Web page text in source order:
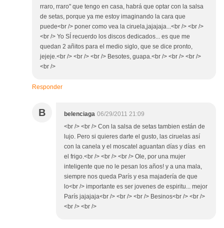
rraro, rraro" que tengo en casa, habrá que optar con la salsa
de setas, porque ya me estoy imaginando la cara que
puede<br /> poner como vea la ciruela,jajajaja...<br /> <br />
<br /> Yo SÍ recuerdo los discos dedicados... es que me
quedan 2 añitos para el medio siglo, que se dice pronto,
jejeje.<br /> <br /> <br /> Besotes, guapa.<br /> <br /> <br />
<br />
Responder
B belenciaga 06/29/2011 21:09
<br /> <br /> Con la salsa de setas tambien están de
lujo. Pero si quieres darte el gusto, las ciruelas así
con la canela y el moscatel aguantan días y días en
el frigo.<br /> <br /> <br /> Ole, por una mujer
inteligente que no le pesan los años! y a una mala,
siempre nos queda París y esa majadería de que
lo<br /> importante es ser jovenes de espiritu... mejor
París jajajaja<br /> <br /> <br /> Besinos<br /> <br />
<br /> <br />